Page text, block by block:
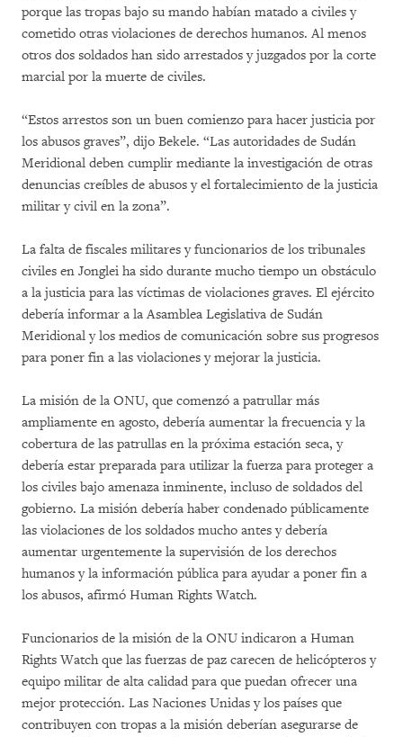
porque las tropas bajo su mando habían matado a civiles y
cometido otras violaciones de derechos humanos. Al menos
otros dos soldados han sido arrestados y juzgados por la corte
marcial por la muerte de civiles.
“Estos arrestos son un buen comienzo para hacer justicia por
los abusos graves”, dijo Bekele. “Las autoridades de Sudán
Meridional deben cumplir mediante la investigación de otras
denuncias creíbles de abusos y el fortalecimiento de la justicia
militar y civil en la zona”.
La falta de fiscales militares y funcionarios de los tribunales
civiles en Jonglei ha sido durante mucho tiempo un obstáculo
a la justicia para las víctimas de violaciones graves. El ejército
debería informar a la Asamblea Legislativa de Sudán
Meridional y los medios de comunicación sobre sus progresos
para poner fin a las violaciones y mejorar la justicia.
La misión de la ONU, que comenzó a patrullar más
ampliamente en agosto, debería aumentar la frecuencia y la
cobertura de las patrullas en la próxima estación seca, y
debería estar preparada para utilizar la fuerza para proteger a
los civiles bajo amenaza inminente, incluso de soldados del
gobierno. La misión debería haber condenado públicamente
las violaciones de los soldados mucho antes y debería
aumentar urgentemente la supervisión de los derechos
humanos y la información pública para ayudar a poner fin a
los abusos, afirmó Human Rights Watch.
Funcionarios de la misión de la ONU indicaron a Human
Rights Watch que las fuerzas de paz carecen de helicópteros y
equipo militar de alta calidad para que puedan ofrecer una
mejor protección. Las Naciones Unidas y los países que
contribuyen con tropas a la misión deberían asegurarse de